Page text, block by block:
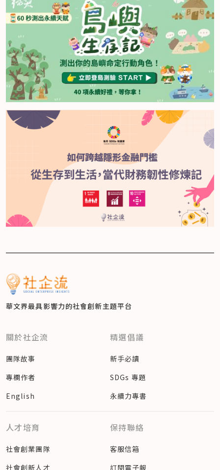
華文界最具影響力的社會創新主題平台
關於社企流
團隊故事
專欄作者
English
精選倡議
新手必讀
SDGs 專題
永續力專書
人才培育
社會創業團隊
社會創新人才
保持聯絡
客服信箱
訂閱電子報